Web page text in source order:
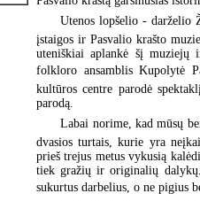
Utenos lopšelio - darželio
įstaigos ir Pasvalio krašto
uteniškiai aplankė šį muziejų
folkloro ansamblis Kupolytė
kultūros centre parodė
parodą.
Labai norime, kad mūsų
dvasios turtais, kurie yra
prieš trejus metus vykusią
tiek gražių ir originalių
sukurtus darbelius, o ne pigius